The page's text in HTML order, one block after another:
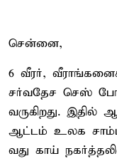
சென்னை,
6 வீரர்,
சர்வதேச செஸ்
வருகிறது. இதில்
ஆட்டம் உலக
வது காய்